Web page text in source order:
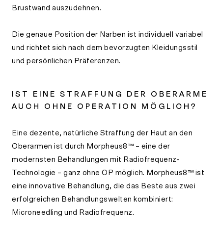
Brustwand auszudehnen.
Die genaue Position der Narben ist individuell variabel
und richtet sich nach dem bevorzugten Kleidungsstil
und persönlichen Präferenzen.
IST EINE STRAFFUNG DER OBERARME
AUCH OHNE OPERATION MÖGLICH?
Eine dezente, natürliche Straffung der Haut an den
Oberarmen ist durch Morpheus8™ – eine der
modernsten Behandlungen mit Radiofrequenz-
Technologie – ganz ohne OP möglich. Morpheus8™ ist
eine innovative Behandlung, die das Beste aus zwei
erfolgreichen Behandlungswelten kombiniert:
Microneedling und Radiofrequenz.